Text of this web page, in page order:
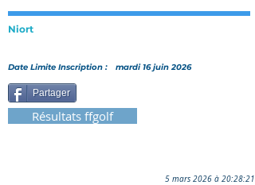
Niort
Date Limite Inscription : mardi 16 juin 2026
Partager
Résultats ffgolf
5 mars 2026 à 20:28:21